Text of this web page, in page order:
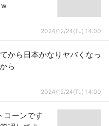
2024/12/24(Tu) 14:00
から日本かなりヤバくなっ
ら
2024/12/24(Tu) 14:00
コーンです